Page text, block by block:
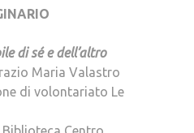
di sé e dell’altro
Maria Valastro
di volontariato Le